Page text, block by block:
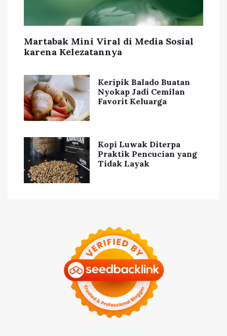
Martabak Mini Viral di Media Sosial
karena Kelezatannya
Keripik Balado Buatan
Nyokap Jadi Cemilan
Favorit Keluarga
Kopi Luwak Diterpa
Praktik Pencucian yang
Tidak Layak